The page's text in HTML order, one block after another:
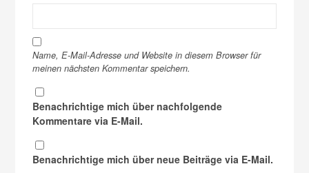
Name, E-Mail-Adresse und Website in diesem Browser für
meinen nächsten Kommentar speichern.
Benachrichtige mich über nachfolgende
Kommentare via E-Mail.
Benachrichtige mich über neue Beiträge via E-Mail.